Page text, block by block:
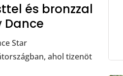
és bronzzal
Dance
Star
ahol tizenöt